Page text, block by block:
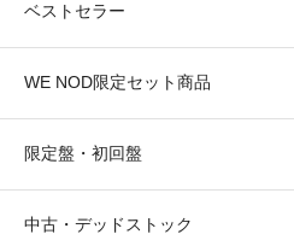
ベストセラー
WE NOD限定セット商品
限定盤・初回盤
中古・デッドストック